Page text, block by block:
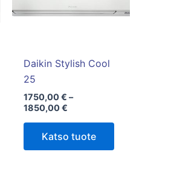
Daikin Stylish Cool
25
1750,00€ –
1850,00€
Katso tuote
Voit